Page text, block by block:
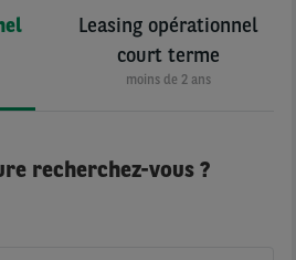
Leasing opérationnel
court terme
moins de 2 ans
recherchez-vous ?